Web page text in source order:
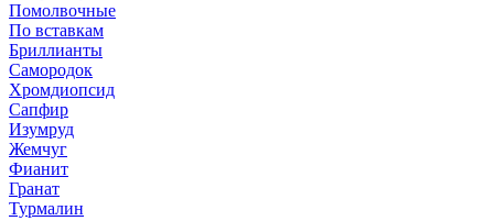
Помолвочные
По вставкам
Бриллианты
Самородок
Хромдиопсид
Сапфир
Изумруд
Жемчуг
Фианит
Гранат
Турмалин